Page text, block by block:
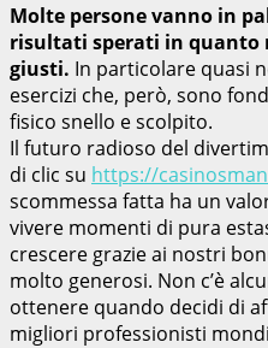
Molte persone vanno in
risultati sperati in quanto
giusti. In particolare quasi
esercizi che, però, sono
fisico snello e scolpito.
Il futuro radioso del
di clic su https://
scommessa fatta ha un
vivere momenti di pura
crescere grazie ai nostri
molto generosi. Non c’è
ottenere quando decidi di
migliori professionisti